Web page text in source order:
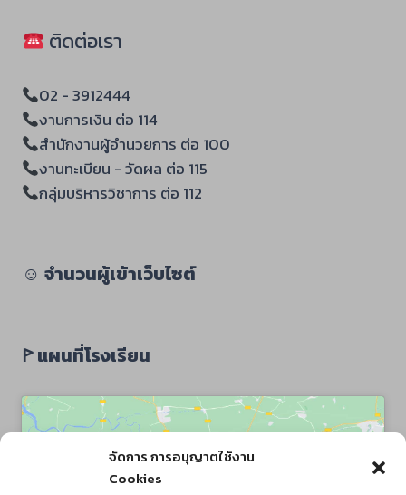
จัดการ การอนุญาตใช้งาน
Cookies
ติดต่อเรา
02 - 3912444
งานการเงิน ต่อ 114
สำนักงานผู้อำนวยการ ต่อ 100
งานทะเบียน - วัดผล ต่อ 115
กลุ่มบริหารวิชาการ ต่อ 112
☺︎ จำนวนผู้เข้าเว็บไซต์
ꚰ แผนที่โรงเรียน